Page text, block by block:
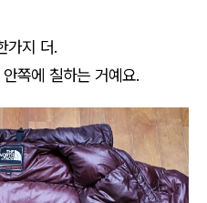
가지 더.
쪽에 칠하는 거예요.